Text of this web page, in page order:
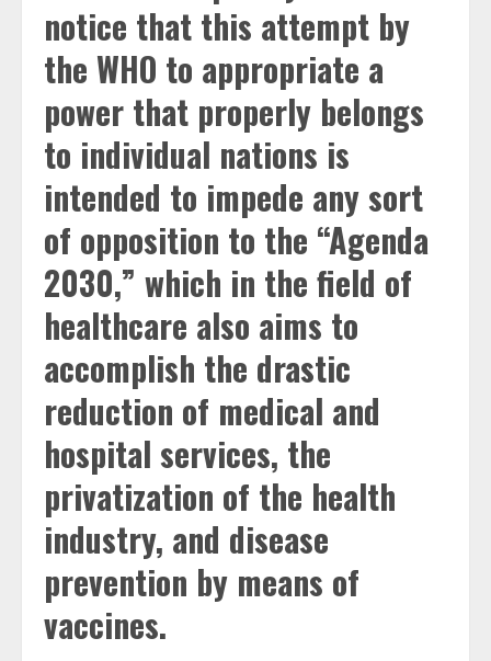
notice that this attempt by
the WHO to appropriate a
power that properly belongs
to individual nations is
intended to impede any sort
of opposition to the “Agenda
2030,” which in the field of
healthcare also aims to
accomplish the drastic
reduction of medical and
hospital services, the
privatization of the health
industry, and disease
prevention by means of
vaccines.